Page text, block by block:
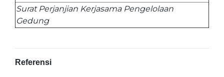
Surat Perjanjian Kerjasama Pengelolaan
Gedung
Referensi